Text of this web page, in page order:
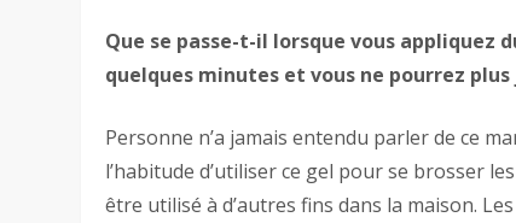
Que se passe-t-il lorsque vous appliquez
quelques minutes et vous ne pourrez
Personne n’a jamais entendu parler de ce
l’habitude d’utiliser ce gel pour se brosser
être utilisé à d’autres fins dans la maison.